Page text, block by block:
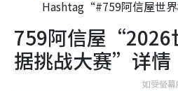
Hashtag“#759阿信屋世
759阿信屋“2026
据挑战大赛”详情